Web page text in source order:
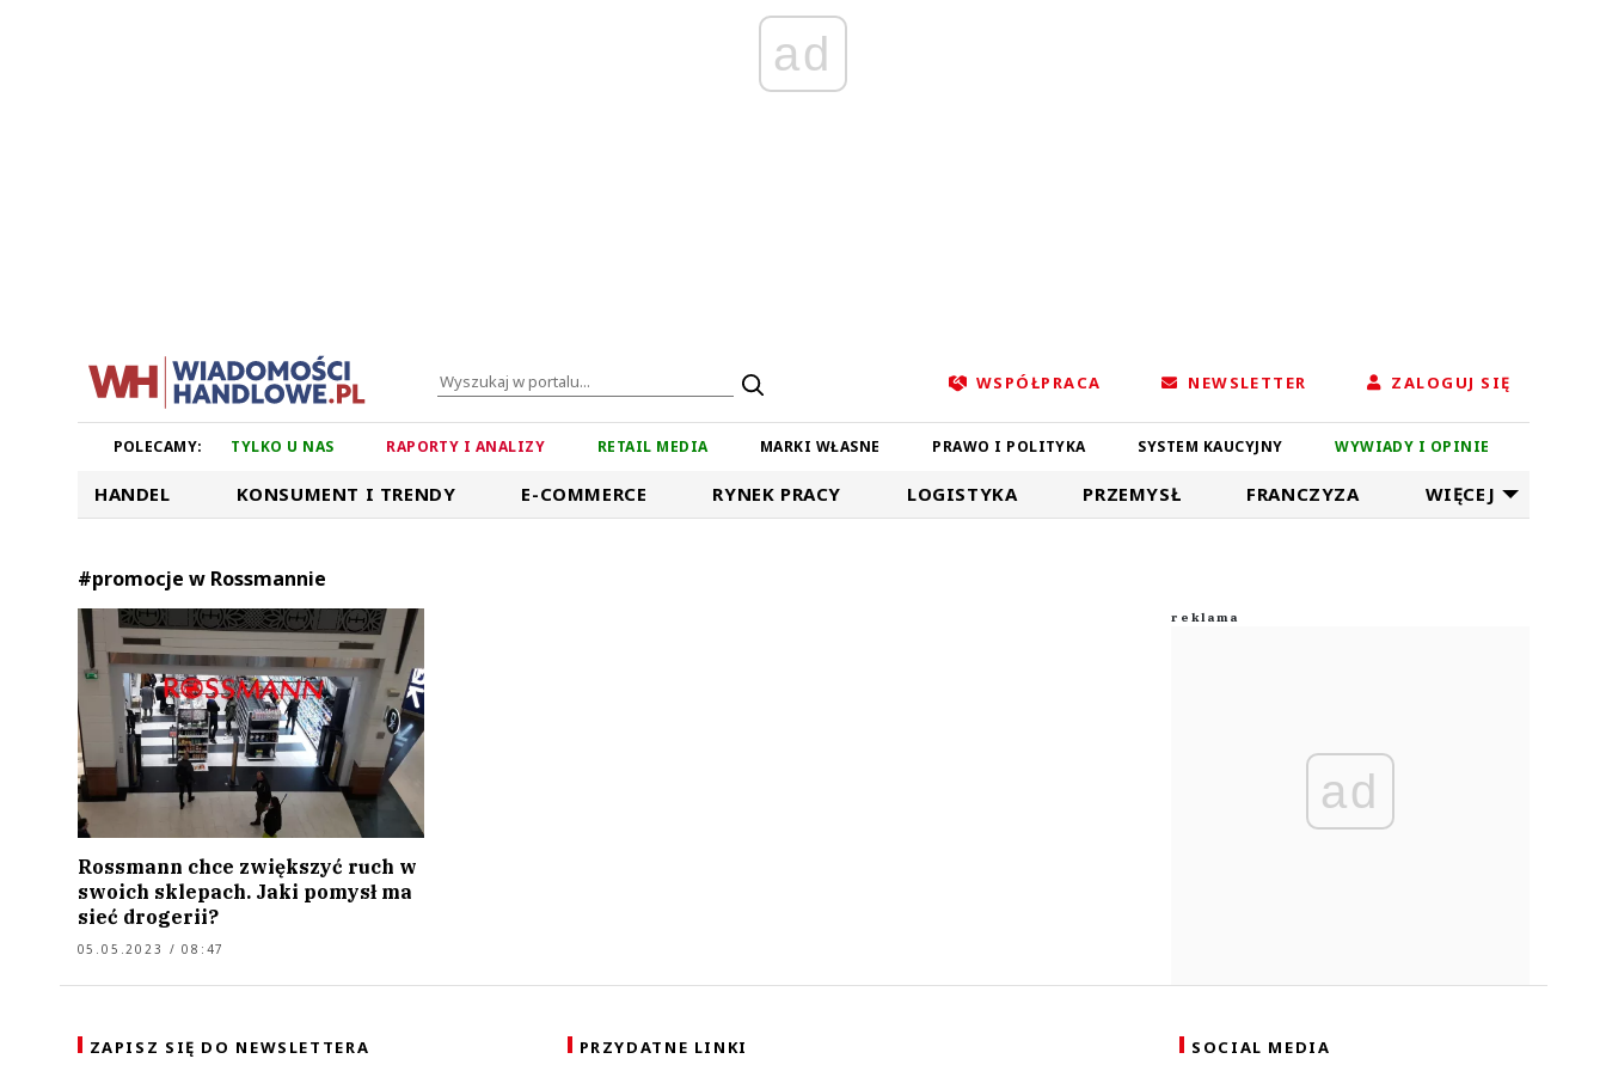
ad
WSPÓŁPRACA NEWSLETTER ZALOGUJ SIĘ
POLECAMY: TYLKO U NAS RAPORTY I ANALIZY RETAIL MEDIA MARKI WŁASNE PRAWO I POLITYKA SYSTEM KAUCYJNY WYWIADY I OPINIE
HANDEL KONSUMENT I TRENDY E-COMMERCE RYNEK PRACY LOGISTYKA PRZEMYSŁ FRANCZYZA WIĘCEJ
#promocje w Rossmannie
Rossmann chce zwiększyć ruch w
swoich sklepach. Jaki pomysł ma
sieć drogerii?
05.05.2023 / 08:47
ad
ZAPISZ SIĘ DO NEWSLETTERA PRZYDATNE LINKI SOCIAL MEDIA